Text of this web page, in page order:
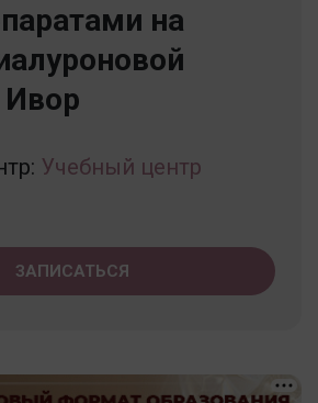
на
Учебный центр
ЗАПИСАТЬСЯ